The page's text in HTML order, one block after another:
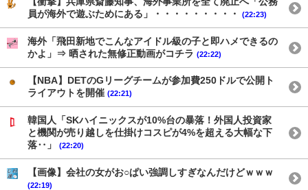
員が海外で遊ぶためにある」・・・・・・・・・
(22:23)
海外「飛田新地でこんなアイドル級の子と即ハメできるの
かよ」⇒ 晒された無修正動画がコチラ (22:22)
【NBA】DETのGリーグチームが参加費250ドルで公開ト
ライアウトを開催 (22:21)
韓国人「SKハイニックスが10%台の暴落！外国人投資家
と機関が売り越しを仕掛けコスピが4%を超える大幅な下
落‥」
(22:20)
【画像】会社の女がお○ぱい強調しすぎなんだけどｗｗｗ
(22:19)